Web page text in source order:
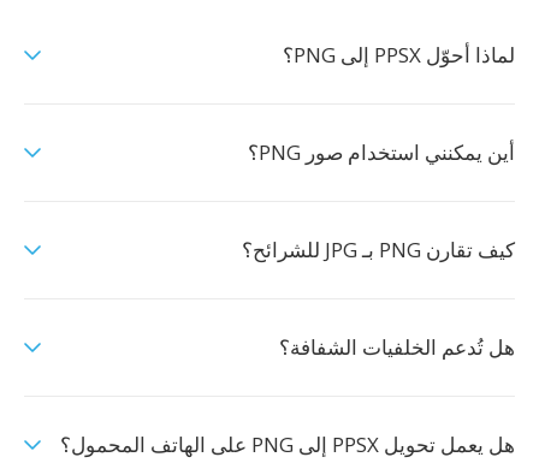
لماذا أحوّل PPSX إلى PNG؟
أين يمكنني استخدام صور PNG؟
كيف تقارن PNG بـ JPG للشرائح؟
هل تُدعم الخلفيات الشفافة؟
هل يعمل تحويل PPSX إلى PNG على الهاتف المحمول؟